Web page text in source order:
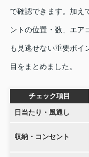
で確認できます。加え
ントの位置・数、エア
も見逃せない重要ポイ
目をまとめました。
チェック項目
日当たり・風通し
収納・コンセント